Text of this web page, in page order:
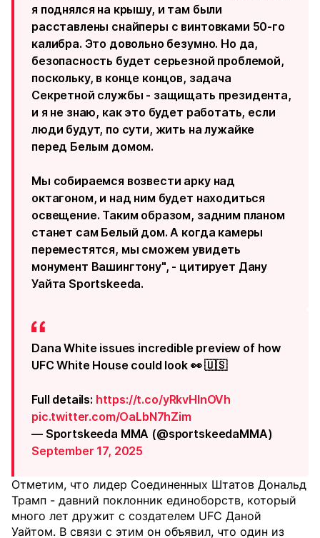
я поднялся на крышу, и там были
расставлены снайперы с винтовками 50-го
калибра. Это довольно безумно. Но да,
безопасность будет серьезной проблемой,
поскольку, в конце концов, задача
Секретной службы - защищать президента,
и я не знаю, как это будет работать, если
люди будут, по сути, жить на лужайке
перед Белым домом.
Мы собираемся возвести арку над
октагоном, и над ним будет находиться
освещение. Таким образом, задним планом
станет сам Белый дом. А когда камеры
переместятся, мы сможем увидеть
монумент Вашингтону", - цитирует Дану
Уайта Sportskeeda.
Dana White issues incredible preview of how
UFC White House could look 👀 🇺🇸
Full details: https://t.co/yRkvHInOVh
pic.twitter.com/OaLbN7hZim
— Sportskeeda MMA (@sportskeedaMMA)
September 17, 2025
Отметим, что лидер Соединенных Штатов Дональд
Трамп - давний поклонник единоборств, который
много лет дружит с создателем UFC Даной
Уайтом. В связи с этим он объявил, что один из